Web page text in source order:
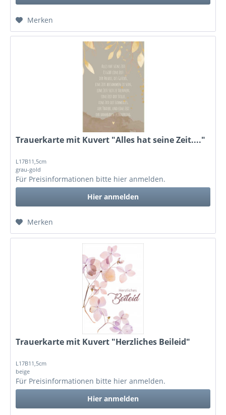
Merken
Trauerkarte mit Kuvert "Alles hat seine Zeit...."
L17B11,5cm
grau-gold
Für Preisinformationen bitte hier anmelden.
Hier anmelden
Merken
Trauerkarte mit Kuvert "Herzliches Beileid"
L17B11,5cm
beige
Für Preisinformationen bitte hier anmelden.
Hier anmelden